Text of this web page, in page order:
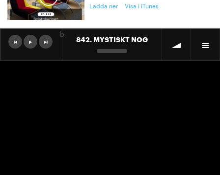
Ladda ner Visa i iTunes
2026-07-01
9. "Ett landslag att älska"
842. MYSTISKT NOG
b